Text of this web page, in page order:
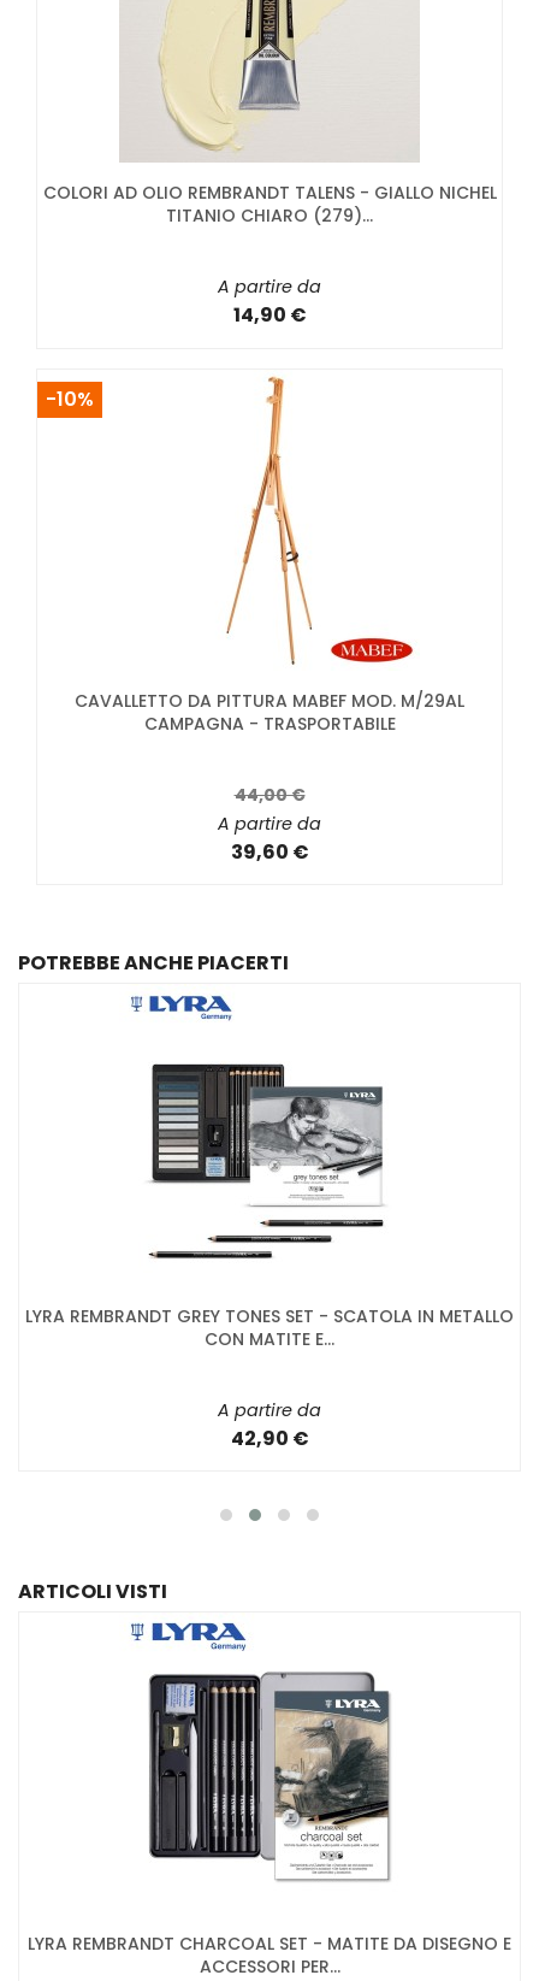
COLORI AD OLIO REMBRANDT TALENS - GIALLO NICHEL
TITANIO CHIARO (279)...
A partire da
14,90 €
CAVALLETTO DA PITTURA MABEF MOD. M/29AL
CAMPAGNA - TRASPORTABILE
44,00 €
A partire da
39,60 €
-10%
POTREBBE ANCHE PIACERTI
LYRA REMBRANDT GREY TONES SET - SCATOLA IN METALLO
CON MATITE E...
A partire da
42,90 €
ARTICOLI VISTI
LYRA REMBRANDT CHARCOAL SET - MATITE DA DISEGNO E
ACCESSORI PER...